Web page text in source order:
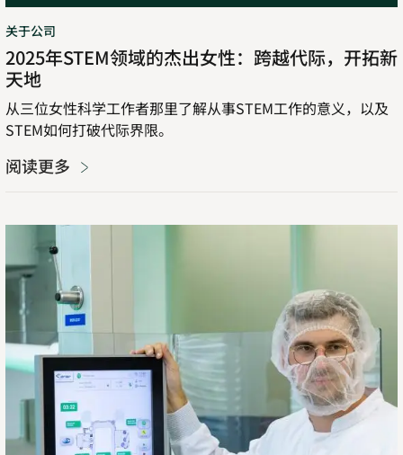
跨
越
代
际，
开
拓
新
天
关于公司
2025年STEM领域的杰出女性：跨越代际，开拓新
天地
从三位女性科学工作者那里了解从事STEM工作的意义，以及
STEM如何打破代际界限。
阅读更多
产